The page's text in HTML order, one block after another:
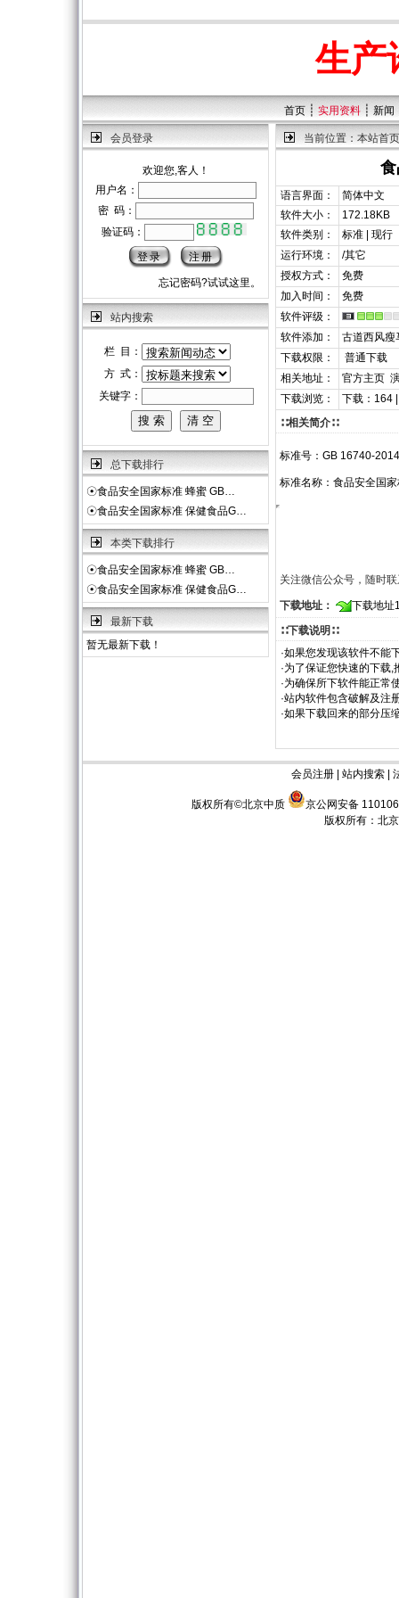
生产
首页 ┊ 实用资料 ┊ 新闻
会员登录
欢迎您,客人！
用户名：
密 码：
验证码：
忘记密码?试试这里。
站内搜索
栏 目：
方 式：
关键字：
总下载排行
☉食品安全国家标准 蜂蜜 GB…
☉食品安全国家标准 保健食品G…
本类下载排行
☉食品安全国家标准 蜂蜜 GB…
☉食品安全国家标准 保健食品G…
最新下载
暂无最新下载！
当前位置： 本站首页
语言界面：
简体中文
软件大小：
172.18KB
软件类别：
标准 | 现行
运行环境：
/其它
授权方式：
免费
加入时间：
免费
软件评级：
软件添加：
古道西风瘦
下载权限：
普通下载
相关地址：
官方主页
下载浏览：
下载：164
∷相关简介∷
标准号：GB 16740-2014
标准名称：食品安全国
关注微信公众号，随时
下载地址：
下载地址
∷下载说明∷
·如果您发现该软件不能
·为了保证您快速的下载,
·为确保所下软件能正常
·站内软件包含破解及注
·如果下载回来的部分压
会员注册| 站内搜索|
版权所有©北京中质
京公网安备
版权所有： 北